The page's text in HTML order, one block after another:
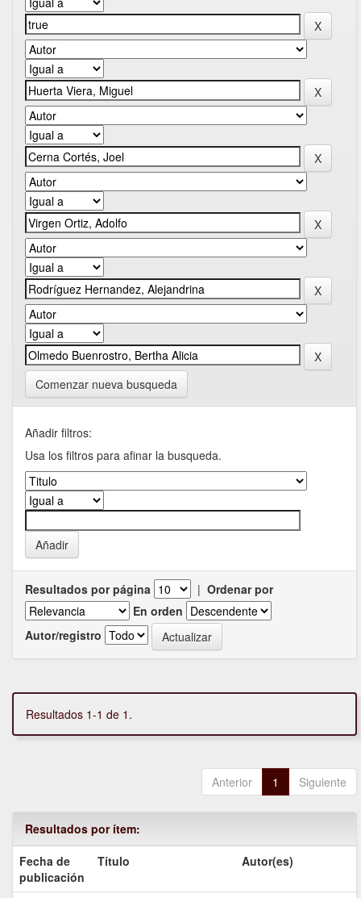
Comenzar nueva busqueda
Añadir filtros:
Usa los filtros para afinar la busqueda.
Resultados por página | Ordenar por
En orden
Autor/registro
Resultados 1-1 de 1.
Anterior 1 Siguiente
Resultados por ítem:
Fecha de
publicación
Título Autor(es)